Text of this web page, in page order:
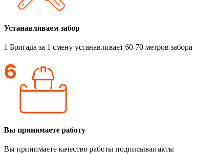
Устанавливаем забор
1 Бригада за 1 смену устанавливает 60-70 метров забора
Вы принимаете работу
Вы принимаете качество работы подписывая акты